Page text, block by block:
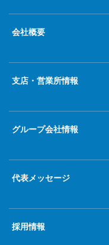
会社概要
支店・営業所情報
グループ会社情報
代表メッセージ
採用情報